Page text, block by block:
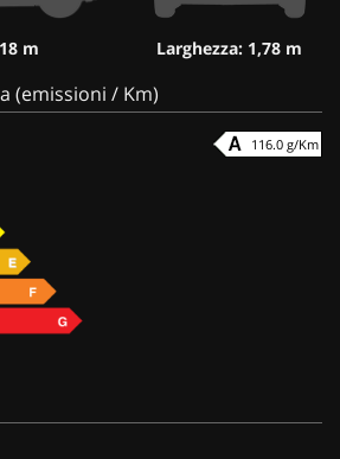
m Larghezza: 1,78 m
(emissioni / Km)
116.0 g/Km